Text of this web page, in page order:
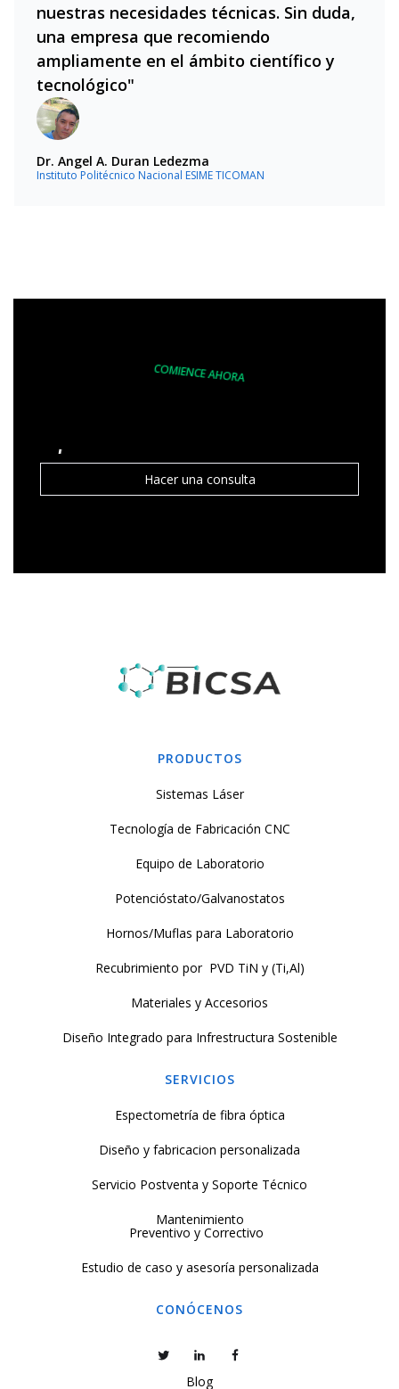
nuestras necesidades técnicas. Sin duda,
una empresa que recomiendo
ampliamente en el ámbito científico y
tecnológico"
Dr. Angel A. Duran Ledezma
Instituto Politécnico Nacional ESIME TICOMAN
COMIENCE AHORA
Innovación y desarrollo tecnológico a un solo clic
Hacer una consulta
PRODUCTOS
Sistemas Láser
Tecnología de Fabricación CNC
Equipo de Laboratorio
Potencióstato/Galvanostatos
Hornos/Muflas para Laboratorio
Recubrimiento por PVD TiN y (Ti,Al)
Materiales y Accesorios
Diseño Integrado para Infrestructura Sostenible
SERVICIOS
Espectometría de fibra óptica
Diseño y fabricacion personalizada
Servicio Postventa y Soporte Técnico
Mantenimiento
Preventivo y Correctivo
Estudio de caso y asesoría personalizada
CONÓCENOS
Blog